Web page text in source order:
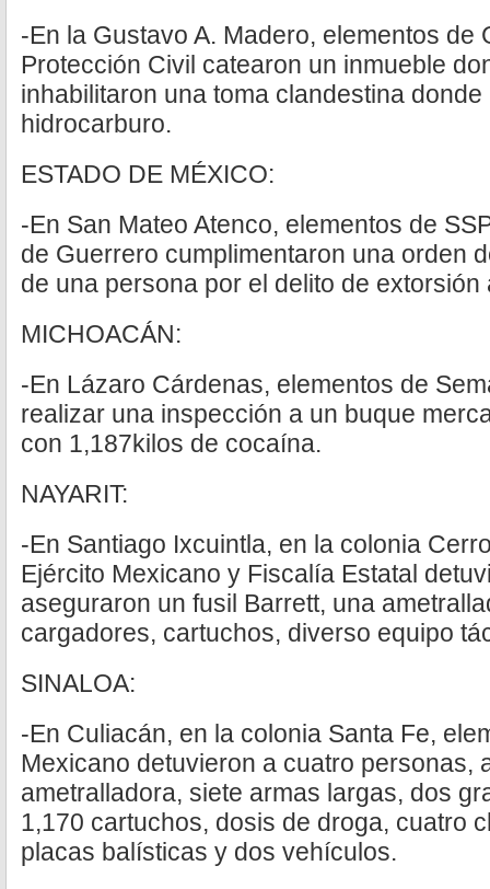
-En la Gustavo A. Madero, elementos de
Protección Civil catearon un inmueble
inhabilitaron una toma clandestina
hidrocarburo.
ESTADO DE MÉXICO:
-En San Mateo Atenco, elementos de
de Guerrero cumplimentaron una orden
de una persona por el delito de extorsión
MICHOACÁN:
-En Lázaro Cárdenas, elementos de
realizar una inspección a un buque
con 1,187kilos de cocaína.
NAYARIT:
-En Santiago Ixcuintla, en la colonia
Ejército Mexicano y Fiscalía Estatal
aseguraron un fusil Barrett, una
cargadores, cartuchos, diverso equipo
SINALOA:
-En Culiacán, en la colonia Santa Fe,
Mexicano detuvieron a cuatro personas,
ametralladora, siete armas largas, dos
1,170 cartuchos, dosis de droga, cuatro
placas balísticas y dos vehículos.